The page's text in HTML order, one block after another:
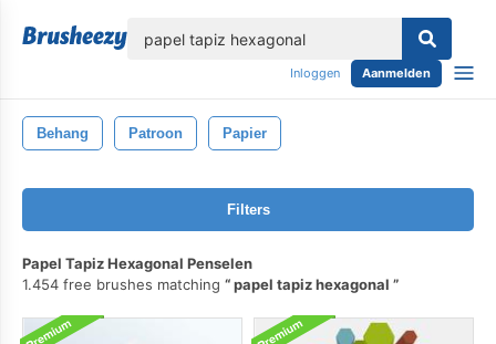
Inloggen Aanmelden
Behang Patroon Papier
Filters
Papel Tapiz Hexagonal Penselen
1.454 free brushes matching
papel tapiz hexagonal